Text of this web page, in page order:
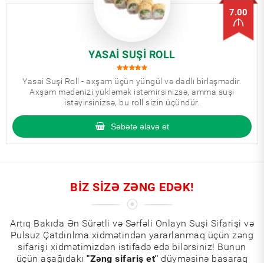
YASAI SUŞI ROLL
7.00
Yasai Suşi Roll - axşam üçün yüngül və dadlı birləşmədir.
Axşam mədənizi yükləmək istəmirsinizsə, amma suşi
istəyirsinizsə, bu roll sizin üçündür.
Səbətə əlavə et
BIZ SIZƏ ZƏNG EDƏK!
Artıq Bakıda Ən Sürətli və Sərfəli Onlayn Suşi Sifarişi və
Pulsuz Çatdırılma xidmətindən yararlanmaq üçün zəng
sifarişi xidmətimizdən istifadə edə bilərsiniz! Bunun
üçün aşağıdakı "Zəng sifariş et" düyməsinə basaraq